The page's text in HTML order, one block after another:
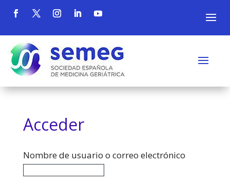
Acceder
Nombre de usuario o correo electrónico